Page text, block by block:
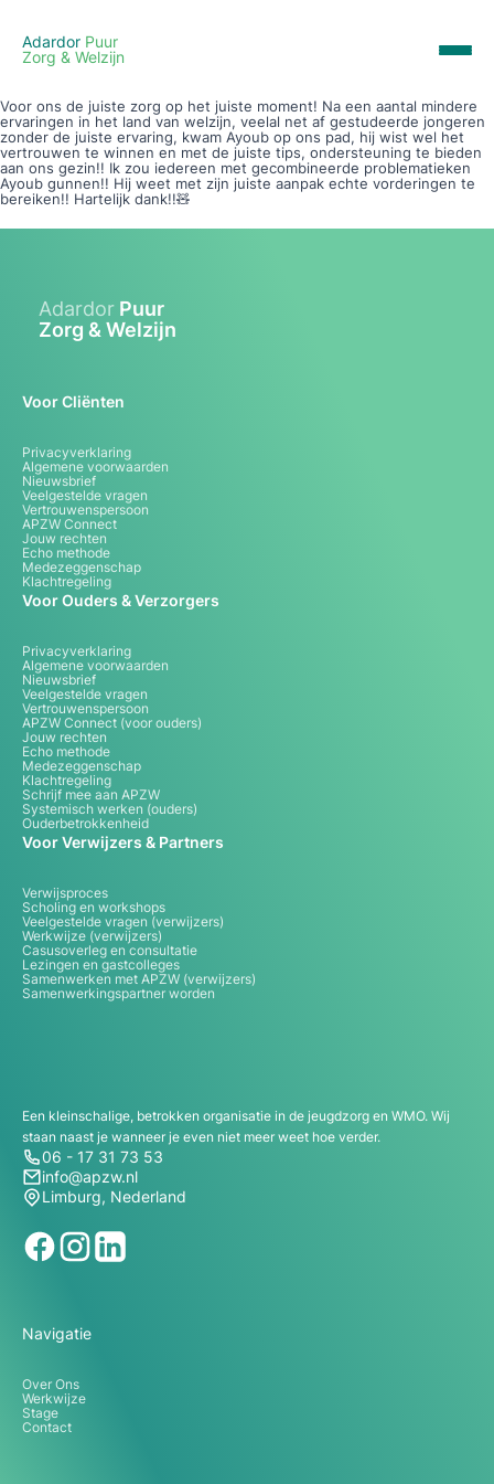
Adardor Puur
Zorg & Welzijn
Voor ons de juiste zorg op het juiste moment! Na een aantal mindere
ervaringen in het land van welzijn, veelal net af gestudeerde jongeren
zonder de juiste ervaring, kwam Ayoub op ons pad, hij wist wel het
vertrouwen te winnen en met de juiste tips, ondersteuning te bieden
aan ons gezin!! Ik zou iedereen met gecombineerde problematieken
Ayoub gunnen!! Hij weet met zijn juiste aanpak echte vorderingen te
bereiken!! Hartelijk dank!!🧸
Adardor Puur
Zorg & Welzijn
Voor Cliënten
Privacyverklaring
Algemene voorwaarden
Nieuwsbrief
Veelgestelde vragen
Vertrouwenspersoon
APZW Connect
Jouw rechten
Echo methode
Medezeggenschap
Klachtregeling
Voor Ouders & Verzorgers
Privacyverklaring
Algemene voorwaarden
Nieuwsbrief
Veelgestelde vragen
Vertrouwenspersoon
APZW Connect (voor ouders)
Jouw rechten
Echo methode
Medezeggenschap
Klachtregeling
Schrijf mee aan APZW
Systemisch werken (ouders)
Ouderbetrokkenheid
Voor Verwijzers & Partners
Verwijsproces
Scholing en workshops
Veelgestelde vragen (verwijzers)
Werkwijze (verwijzers)
Casusoverleg en consultatie
Lezingen en gastcolleges
Samenwerken met APZW (verwijzers)
Samenwerkingspartner worden
Een kleinschalige, betrokken organisatie in de jeugdzorg en WMO. Wij
staan naast je wanneer je even niet meer weet hoe verder.
06 - 17 31 73 53
info@apzw.nl
Limburg, Nederland
Navigatie
Over Ons
Werkwijze
Stage
Contact